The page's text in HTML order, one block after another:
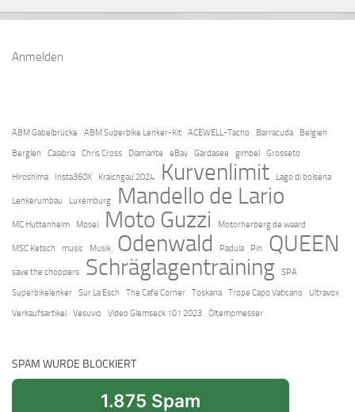
Anmelden
ABM Gabelbrücke ABM Superbike Lenker-Kit ACEWELL-Tacho Barracuda
Belgien
Berglen
Calabria Chris Cross Diamante eBay Gardasee gimbel Grosseto
Hiroshima Insta360X Kraichgau 2024 Kurvenlimit Lago di bolsena
Lenkerumbau Luxemburg Mandello de Lario
MC Huttenheim Mosel Moto Guzzi Motorherberg de waard
MSC Ketsch music Musik Odenwald Padula Pin QUEEN
save the choppers Schräglagentraining
SPA
Superbikelenker
Sur La Esch The Cafe Corner Toskana Trope Capo Vaticano
Ultravox
Verkaufsartikel
Vesuvio Video Glemseck 101 2023 Öltempmesser
SPAM WURDE BLOCKIERT
1.875 Spam